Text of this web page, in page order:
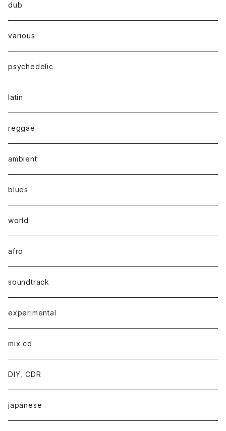
dub
various
psychedelic
latin
reggae
ambient
blues
world
afro
soundtrack
experimental
mix cd
DIY, CDR
japanese